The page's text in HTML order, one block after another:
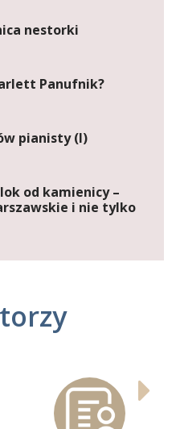
nestorki
Panufnik?
pianisty (I)
od kamienicy –
i nie tylko